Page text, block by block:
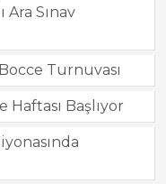
Ara Sınav
Turnuvası
Başlıyor